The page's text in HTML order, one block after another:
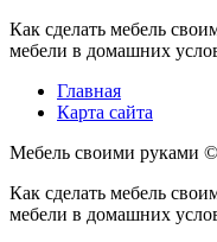
Как сделать мебель
мебели в домашних
Главная
Карта сайта
Мебель своими руками ©
Как сделать мебель
мебели в домашних